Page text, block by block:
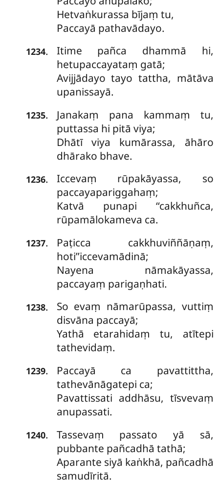
Hetvaṅkurassa bījaṃ tu,
Paccayā pathavādayo.
1234.
Itime pañca dhammā hi,
hetupaccayataṃ gatā;
Avijjādayo tayo tattha, mātāva
upanissayā.
1235.
Janakaṃ pana kammaṃ tu,
puttassa hi pitā viya;
Dhātī viya kumārassa, āhāro
dhārako bhave.
1236. Iccevaṃ rūpakāyassa, so
paccayapariggahaṃ;
Katvā punapi ‘‘cakkhuñca,
rūpamālokameva ca.
1237.
Paṭicca cakkhuviññāṇaṃ,
hoti’’iccevamādinā;
Nayena nāmakāyassa,
paccayaṃ parigaṇhati.
1238.
So evaṃ nāmarūpassa, vuttiṃ
disvāna paccayā;
Yathā etarahidaṃ tu, atītepi
tathevidaṃ.
1239.
Paccayā ca pavattittha,
tathevānāgatepi ca;
Pavattissati addhāsu, tīsvevaṃ
anupassati.
1240. Tassevaṃ passato yā sā,
pubbante pañcadhā tathā;
Aparante siyā kaṅkhā, pañcadhā
samudīritā.